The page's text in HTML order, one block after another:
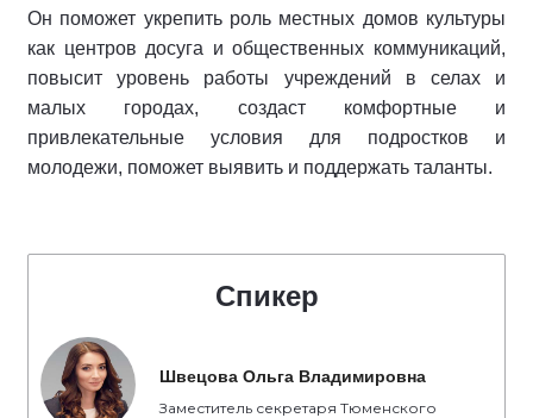
Он поможет укрепить роль местных домов культуры
как центров досуга и общественных коммуникаций,
повысит уровень работы учреждений в селах и
малых городах, создаст комфортные и
привлекательные условия для подростков и
молодежи, поможет выявить и поддержать таланты.
Спикер
Швецова Ольга Владимировна
Заместитель секретаря Тюменского